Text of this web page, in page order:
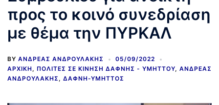
προς το κοινό συνεδρίαση
με θέμα την ΠΥΡΚΑΛ
BY ΑΝΔΡΈΑΣ ΑΝΔΡΟΥΛΆΚΗΣ
05/09/2022
ΑΡΧΙΚΉ , ΠΟΛΊΤΕΣ ΣΕ ΚΊΝΗΣΗ ΔΆΦΝΗΣ - ΥΜΗΤΤΟΎ, ΑΝΔΡΈΑΣ
ΑΝΔΡΟΥΛΆΚΗΣ , ΔΆΦΝΗ-ΥΜΗΤΤΌΣ